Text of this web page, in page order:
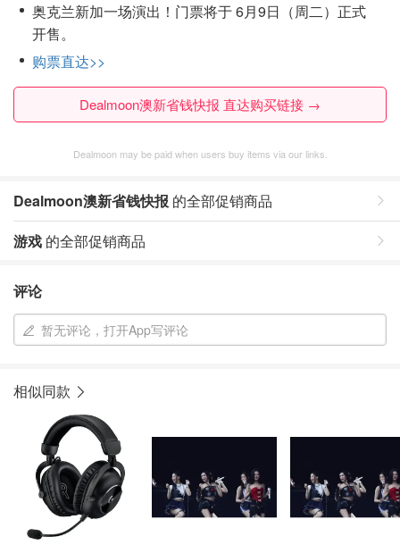
奥克兰新加一场演出！门票将于 6月9日（周二）正式
开售。
购票直达>>
Dealmoon澳新省钱快报 直达购买链接 →
Dealmoon may be paid when users buy items via our links.
Dealmoon澳新省钱快报 的全部促销商品
游戏 的全部促销商品
评论
暂无评论，打开App写评论
相似同款